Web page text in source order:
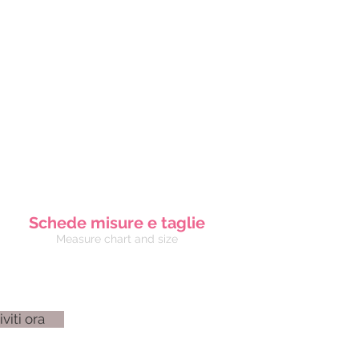
Schede misure e taglie
Measure chart and size
ora